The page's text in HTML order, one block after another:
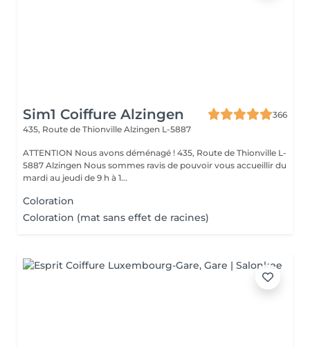
Sim1 Coiffure Alzingen
366
435, Route de Thionville Alzingen L-5887
ATTENTION Nous avons déménagé ! 435, Route de Thionville L-
5887 Alzingen Nous sommes ravis de pouvoir vous accueillir du
mardi au jeudi de 9 h à 1...
Coloration
Coloration (mat sans effet de racines)